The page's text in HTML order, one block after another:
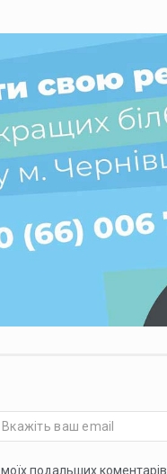
подальших коментарів.